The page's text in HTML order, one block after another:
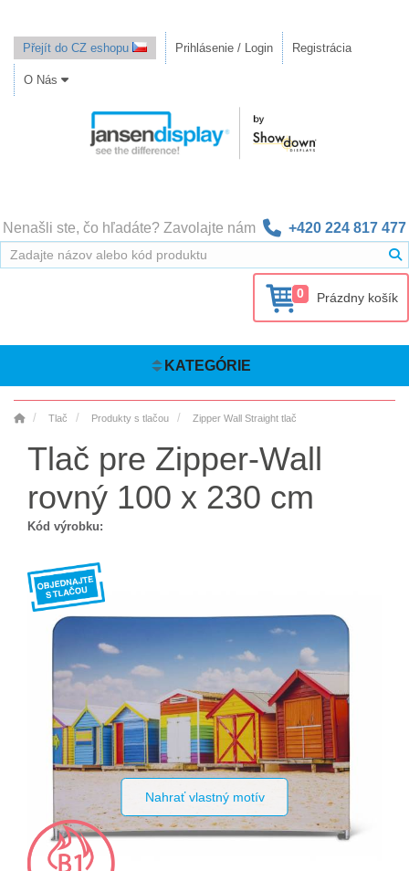
Přejít do CZ eshopu Prihlásenie / Login Registrácia
O Nás
Nenašli ste, čo hľadáte? Zavolajte nám +420 224 817 477
0 Prázdny košík
KATEGÓRIE
Tlač Produkty s tlačou Zipper Wall Straight tlač
Tlač pre Zipper-Wall
rovný 100 x 230 cm
Kód výrobku:
Nahrať vlastný motív